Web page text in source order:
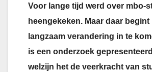
Voor lange tijd werd over mbo-
heengekeken. Maar daar begint
langzaam verandering in te
is een onderzoek
welzijn het de veerkracht van